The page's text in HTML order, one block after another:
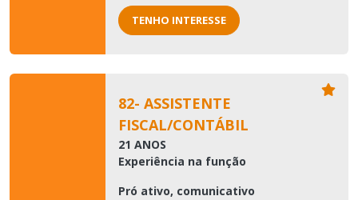
TENHO INTERESSE
82- ASSISTENTE
FISCAL/CONTÁBIL
21 ANOS
Experiência na função
Pró ativo, comunicativo